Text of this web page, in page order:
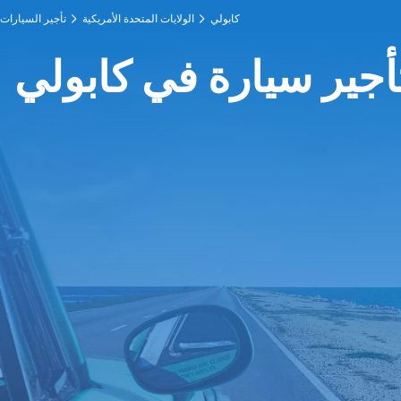
تأجير السيارات الولايات المتحدة الأمريكية كابولي
سيارة في كابولي